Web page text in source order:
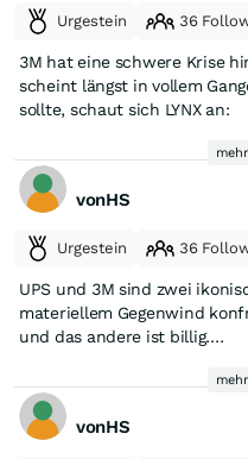
Urgestein 36
3M hat eine schwere Krise
scheint längst in vollem
sollte, schaut sich LYNX an:
vonHS
Urgestein 36
UPS und 3M sind zwei
materiellem Gegenwind
und das andere ist billig.
Deshalb geht es im heutigen
darum, welche Aktie
vonHS